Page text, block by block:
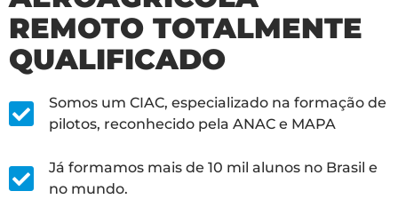
REMOTO TOTALMENTE
QUALIFICADO
Somos um CIAC, especializado na formação de
pilotos, reconhecido pela ANAC e MAPA
Já formamos mais de 10 mil alunos no Brasil e
no mundo.